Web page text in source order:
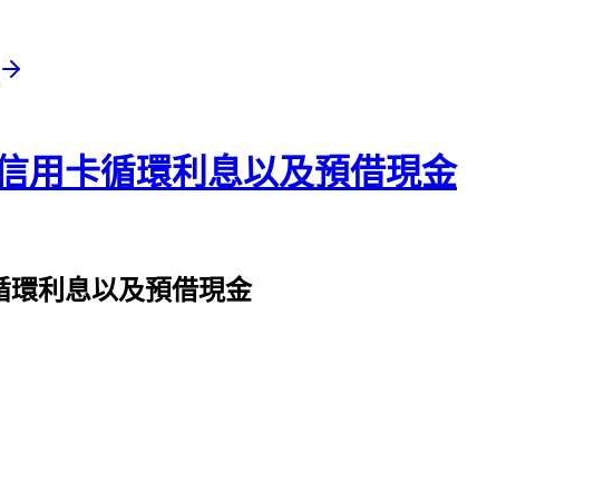
用卡循環利息以及預借現金
環利息以及預借現金